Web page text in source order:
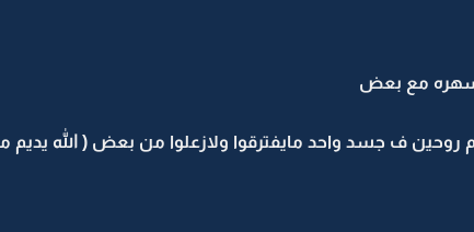
سهره مع بعض
ف جسد واحد مايفترقوا ولازعلوا من بعض ( الله يديم